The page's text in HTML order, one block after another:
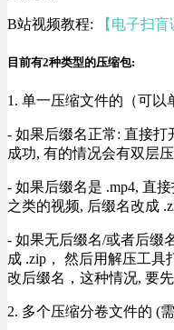
B站视频教程: 【电子扫
目前有2种类型的压缩包:
1. 单一压缩文件的（可以
- 如果后缀名正常: 直接打
成功, 有的情况会有双层
- 如果后缀名是 .mp4, 直
之类的视频, 后缀名改成
- 如果无后缀名/或者后缀
成 .zip， 然后用解压工具
改后缀名，这种情况, 要
2. 多个压缩分卷文件的 (